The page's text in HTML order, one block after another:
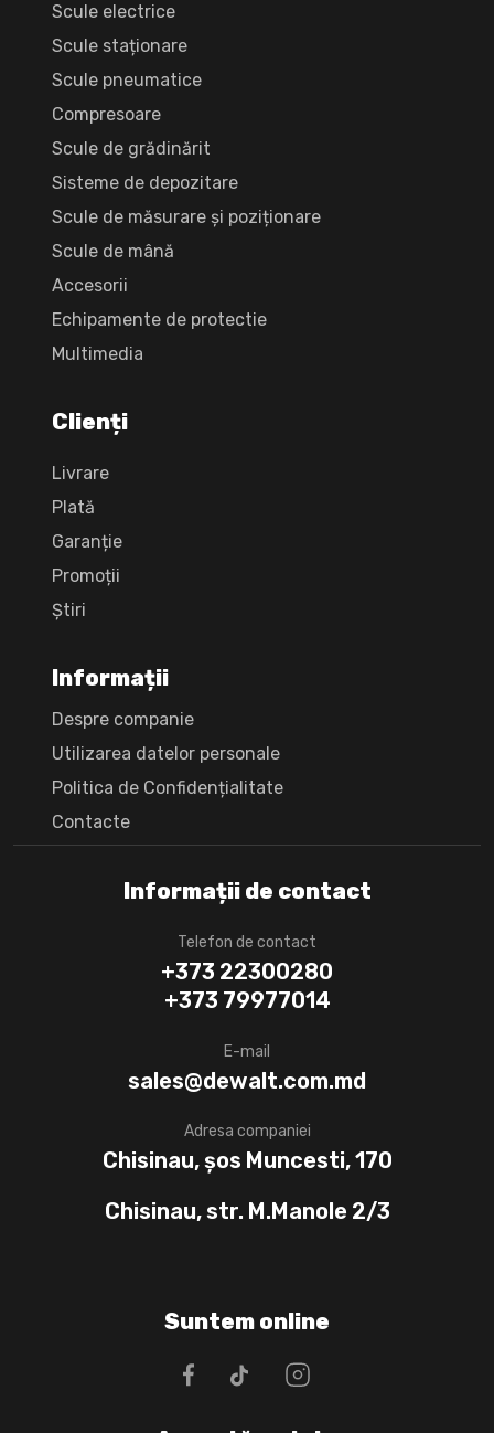
Informații de contact
Telefon de contact
+373 22300280
+373 79977014
E-mail
sales@dewalt.com.md
Adresa companiei
Chisinau, șos Muncesti, 170
Chisinau, str. M.Manole 2/3
Scule electrice
Scule staționare
Scule pneumatice
Compresoare
Scule de grădinărit
Sisteme de depozitare
Scule de măsurare și poziționare
Scule de mână
Accesorii
Echipamente de protectie
Multimedia
Clienți
Livrare
Plată
Garanție
Promoții
Știri
Informații
Despre companie
Utilizarea datelor personale
Politica de Confidențialitate
Сontacte
Suntem online